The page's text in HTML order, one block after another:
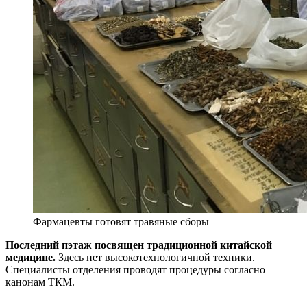
Фармацевты готовят травяные сборы
Последний пэтаж посвящен традиционной китайской
медицине. Здесь нет высокотехнологичной техники.
Специалисты отделения проводят процедуры согласно
канонам ТКМ.